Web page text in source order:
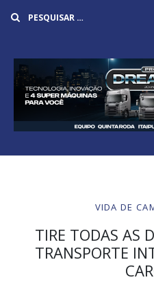
VIDA DE
TIRE TODAS AS
TRANSPORTE